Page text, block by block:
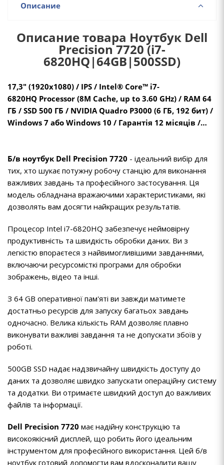
Описание
Описание товара Ноутбук Dell
Precision 7720 (i7-
6820HQ|64GB|500SSD)
17,3" (1920х1080) / IPS / Intel® Core™ i7-
6820HQ Processor (8M Cache, up to 3.60 GHz) / RAM 64
ГБ / SSD 500 ГБ / NVIDIA Quadro P3000 (6 ГБ, 192 бит) /
Windows 7 або Windows 10 / Гарантія 12 місяців /…
Б/в ноутбук Dell Precision 7720 - ідеальний вибір для
тих, хто шукає потужну робочу станцію для виконання
важливих завдань та професійного застосування. Ця
модель обладнана вражаючими характеристиками, які
дозволять вам досягти найкращих результатів.
Процесор Intel i7-6820HQ забезпечує неймовірну
продуктивність та швидкість обробки даних. Ви з
легкістю впораєтеся з найвимогливішими завданнями,
включаючи ресурсомісткі програми для обробки
зображень, відео та інші.
З 64 GB оперативної пам'яті ви завжди матимете
достатньо ресурсів для запуску багатьох завдань
одночасно. Велика кількість RAM дозволяє плавно
виконувати важливі завдання та не допускати збоїв у
роботі.
500GB SSD надає надзвичайну швидкість доступу до
даних та дозволяє швидко запускати операційну систему
та додатки. Ви отримаєте швидкий доступ до важливих
файлів та інформації.
Dell Precision 7720 має надійну конструкцію та
високоякісний дисплей, що робить його ідеальним
інструментом для професійного використання. Цей б/в
ноутбук готовий допомогти вам вдосконалити вашу